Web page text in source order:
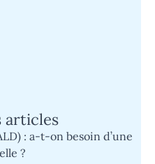
articles
: a-t-on besoin d’une
?